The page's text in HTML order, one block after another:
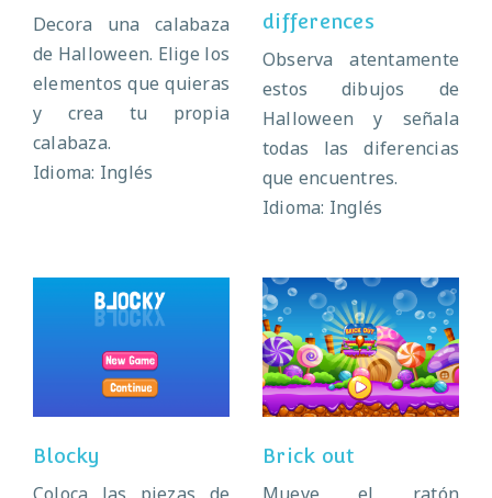
Decora una calabaza
de Halloween. Elige los
elementos que quieras
y crea tu propia
calabaza.
Idioma: Inglés
differences
Observa atentamente
estos dibujos de
Halloween y señala
todas las diferencias
que encuentres.
Idioma: Inglés
Blocky
Blocky
Brick out
Brick out